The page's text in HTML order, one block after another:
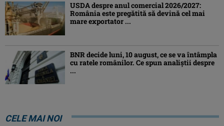
USDA despre anul comercial 2026/2027:
România este pregătită să devină cel mai
mare exportator ...
BNR decide luni, 10 august, ce se va întâmpla
cu ratele românilor. Ce spun analiștii despre
...
CELE MAI NOI